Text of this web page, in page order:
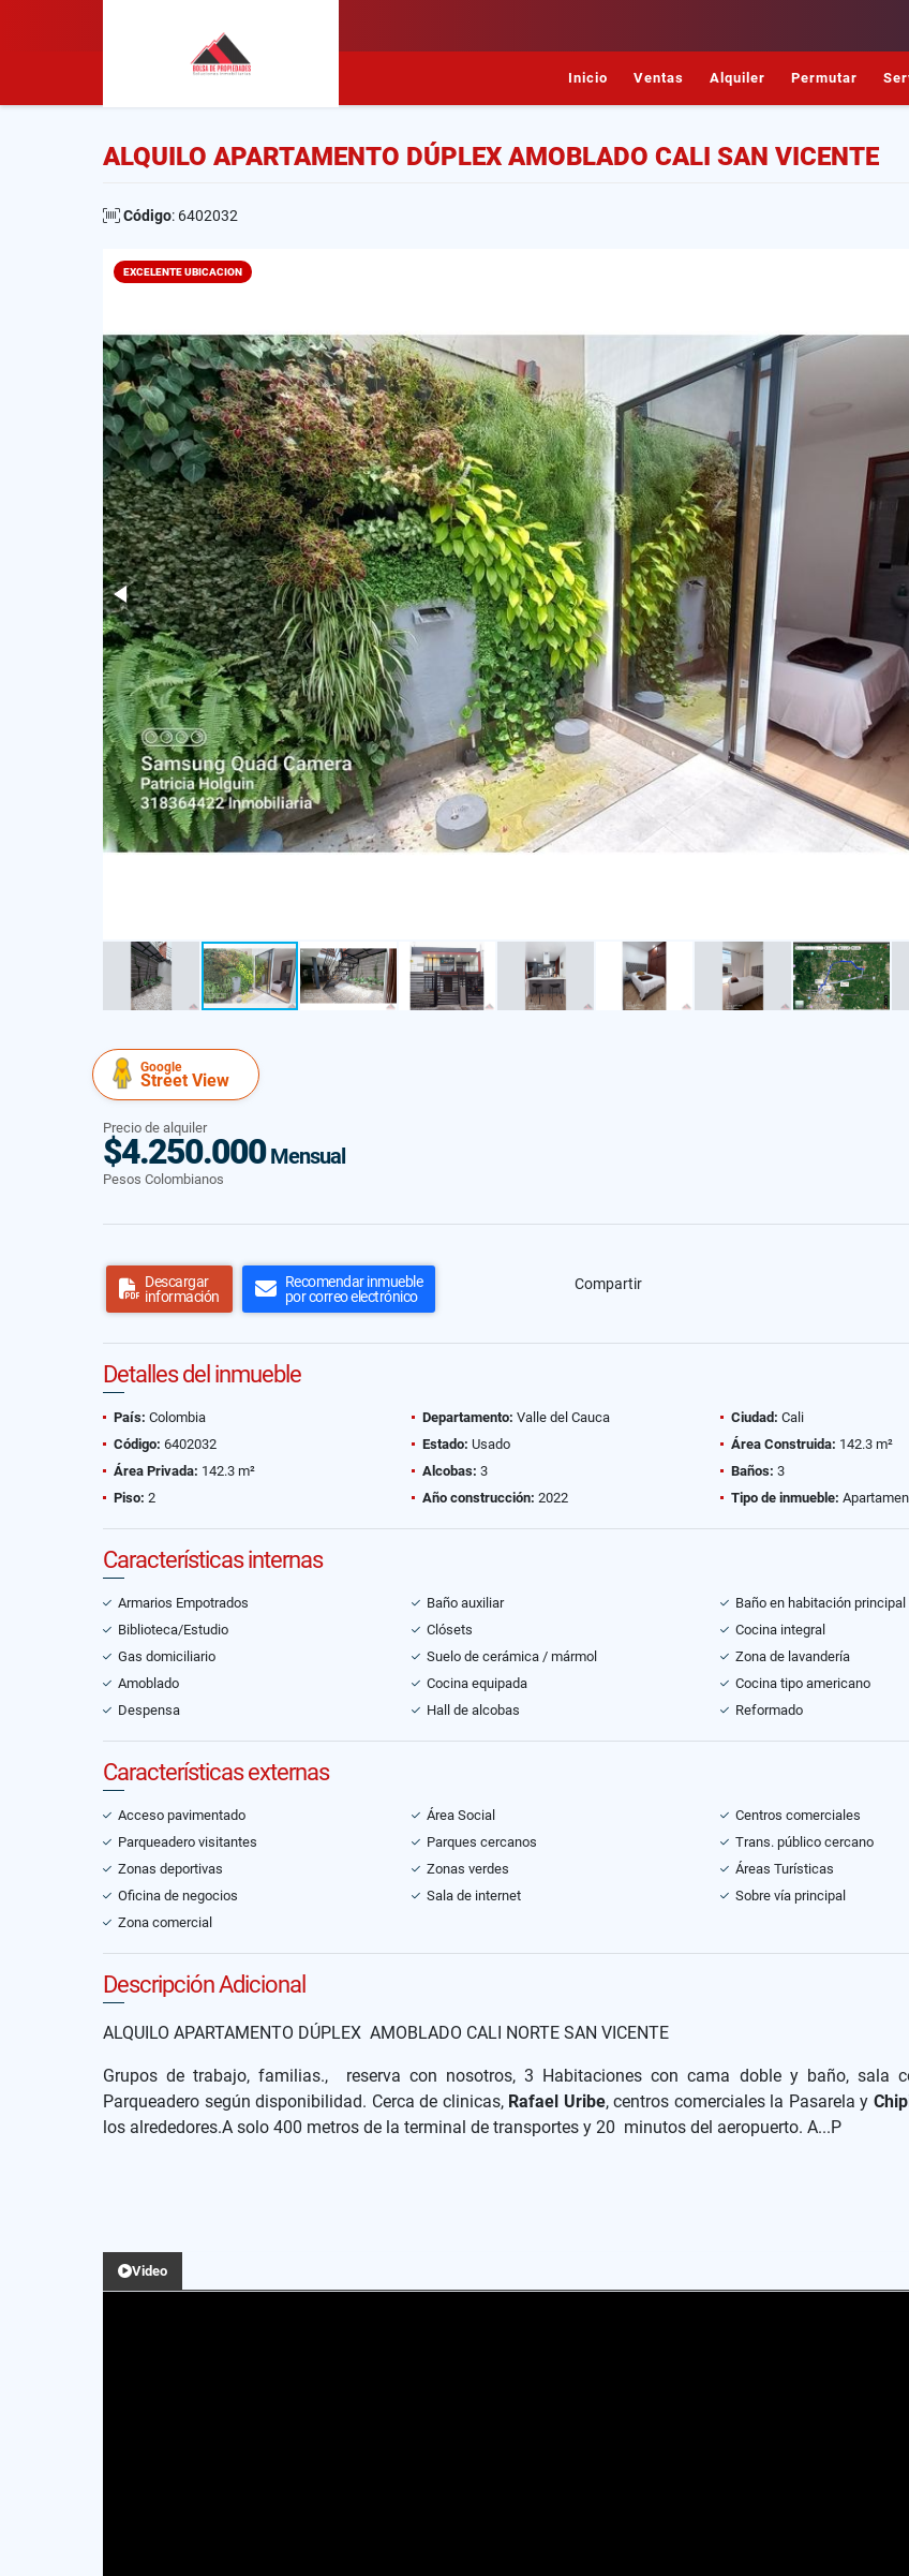
Inicio Ventas Alquiler Permutar
ALQUILO APARTAMENTO DÚPLEX AMOBLADO CALI SAN VICENTE
Código: 6402032
EXCELENTE UBICACION
Google
Street View
Precio de alquiler
$4.250.000Mensual
Pesos Colombianos
Descargar
información
Recomendar inmueble
por correo electrónico
Compartir
Detalles del inmueble
País: Colombia Departamento: Valle del Cauca Ciudad: Cali
Código: 6402032 Estado: Usado Área Construida: 142.3 m²
Área Privada: 142.3 m² Alcobas: 3 Baños: 3
Piso: 2 Año construcción: 2022 Tipo de inmueble:
Características internas
Armarios Empotrados Baño auxiliar Baño en habitación principal
Biblioteca/Estudio
Clósets Cocina integral
Gas domiciliario
Suelo de cerámica / mármol Zona de lavandería
Amoblado
Cocina equipada Cocina tipo americano
Despensa
Hall de alcobas Reformado
Características externas
Acceso pavimentado Área Social Centros comerciales
Parqueadero visitantes
Parques cercanos Trans. público cercano
Zonas deportivas
Zonas verdes Áreas Turísticas
Oficina de negocios
Sala de internet Sobre vía principal
Zona comercial
Descripción Adicional
ALQUILO APARTAMENTO DÚPLEX AMOBLADO CALI NORTE SAN VICENTE
Grupos de trabajo, familias., reserva con nosotros, 3 Habitaciones con cama doble y baño, sala
Parqueadero según disponibilidad. Cerca de clinicas, Rafael Uribe, centros comerciales la Pasarela y
los alrededores.A solo 400 metros de la terminal de transportes y 20 minutos del aeropuerto. A...P
Video